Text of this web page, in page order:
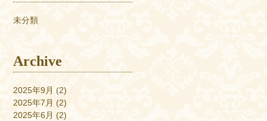
未分類
Archive
2025年9月 (2)
2025年7月 (2)
2025年6月 (2)